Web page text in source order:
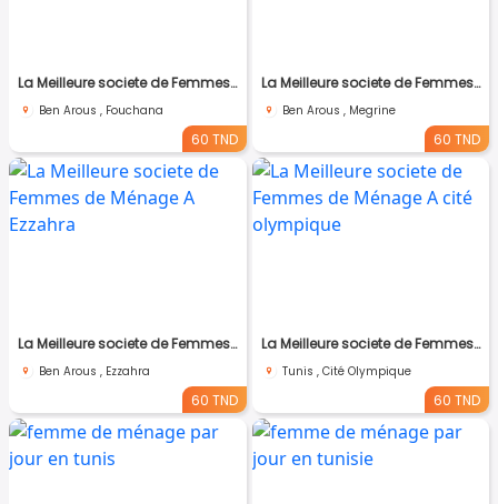
La Meilleure societe de Femmes de Ménage A Fouchana
Ben Arous , Fouchana
60 TND
La Meilleure societe de Femmes de Ménage A Megrine
Ben Arous , Megrine
60 TND
La Meilleure societe de Femmes de Ménage A Ezzahra
Ben Arous , Ezzahra
60 TND
La Meilleure societe de Femmes de Ménage A cité olympique
Tunis , Cité Olympique
60 TND